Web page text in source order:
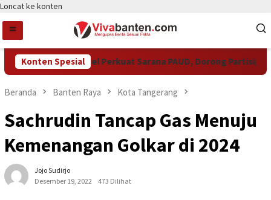
Loncat ke konten
Konten Spesial
Pemkot Tangsel Perkuat Sarana PAUD, Dorong Partisipasi
Beranda Banten Raya Kota Tangerang
Sachrudin Tancap Gas Menuju
Kemenangan Golkar di 2024
Jojo Sudirjo
Desember 19, 2022
473 Dilihat